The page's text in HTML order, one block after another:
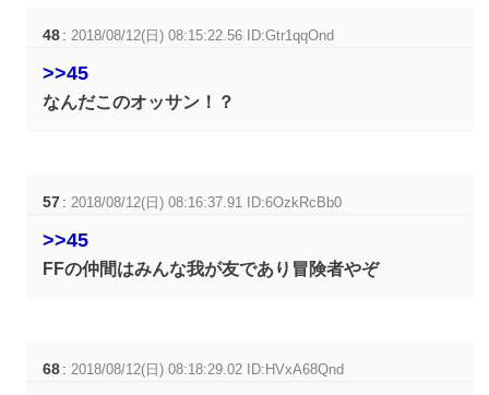
48 :2018/08/12(日) 08:15:22.56 ID:Gtr1qqOnd
>>45
なんだこのオッサン！？
57 :2018/08/12(日) 08:16:37.91 ID:6OzkRcBb0
>>45
FFの仲間はみんな我が友であり冒険者やぞ
68 :2018/08/12(日) 08:18:29.02 ID:HVxA68Qnd